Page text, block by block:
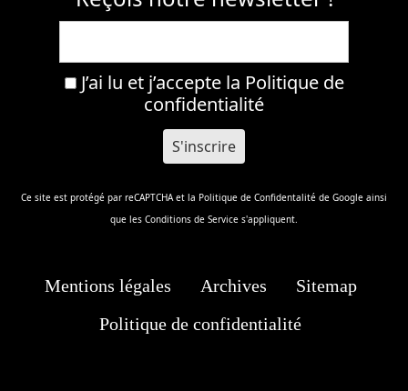
J’ai lu et j’accepte la Politique de
confidentialité
Ce site est protégé par reCAPTCHA et la Politique de Confidentalité de Google ainsi
que les Conditions de Service s'appliquent.
Mentions légales Archives
Sitemap
Politique de confidentialité